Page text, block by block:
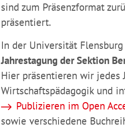
sind zum Präsenzformat
präsentiert.
In der Universität
Jahrestagung der Sektion
Hier präsentieren wir jedes
Wirtschaftspädagogik und
Publizieren im Open
sowie verschiedene